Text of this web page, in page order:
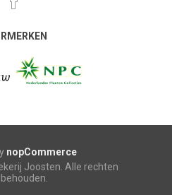
nopCommerce
Joosten. Alle rechten